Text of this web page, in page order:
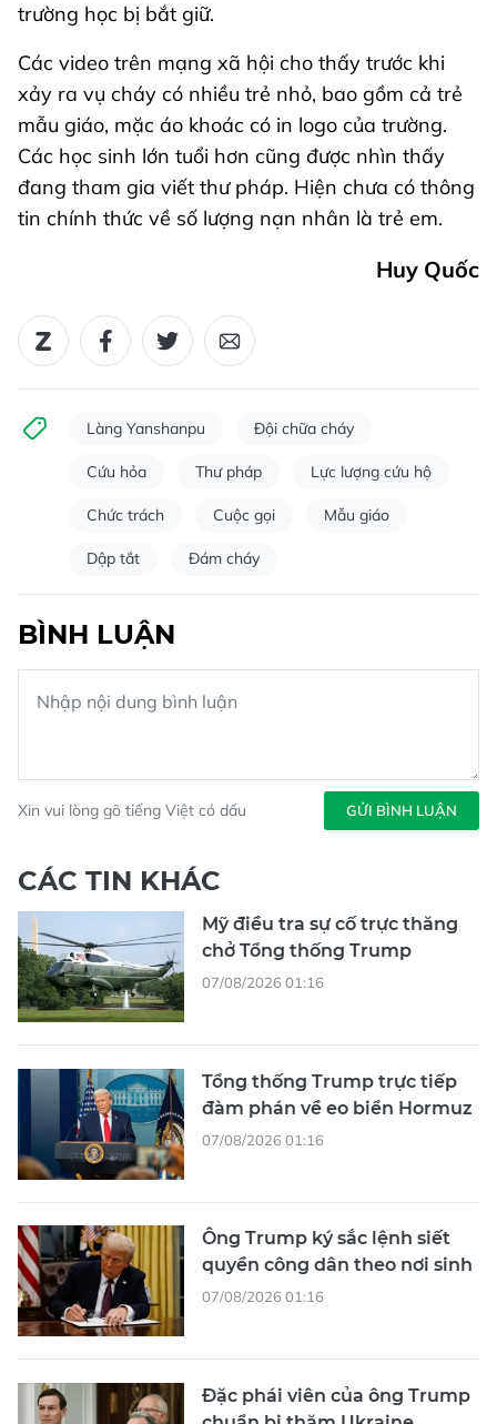
trường học bị bắt giữ.
Các video trên mạng xã hội cho thấy trước khi
xảy ra vụ cháy có nhiều trẻ nhỏ, bao gồm cả trẻ
mẫu giáo, mặc áo khoác có in logo của trường.
Các học sinh lớn tuổi hơn cũng được nhìn thấy
đang tham gia viết thư pháp. Hiện chưa có thông
tin chính thức về số lượng nạn nhân là trẻ em.
Huy Quốc
Làng Yanshanpu Đội chữa cháy
Cứu hỏa Thư pháp Lực lượng cứu hộ
Chức trách Cuộc gọi Mẫu giáo
Dập tắt Đám cháy
BÌNH LUẬN
Xin vui lòng gõ tiếng Việt có dấu GỬI BÌNH LUẬN
CÁC TIN KHÁC
Mỹ điều tra sự cố trực thăng
chở Tổng thống Trump
07/08/2026 01:16
Tổng thống Trump trực tiếp
đàm phán về eo biển Hormuz
07/08/2026 01:16
Ông Trump ký sắc lệnh siết
quyền công dân theo nơi sinh
07/08/2026 01:16
Đặc phái viên của ông Trump